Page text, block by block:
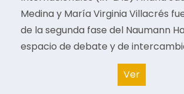
Medina y María Virginia Villacrés
de la segunda fase del Naumann
espacio de debate y de
Ver